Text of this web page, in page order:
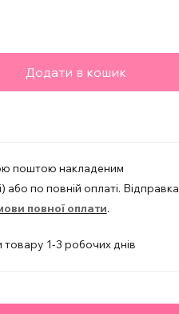
Додати в кошик
поштою накладеним
по повній оплаті. Відправка
повної оплати.
товару 1-3 робочих днів